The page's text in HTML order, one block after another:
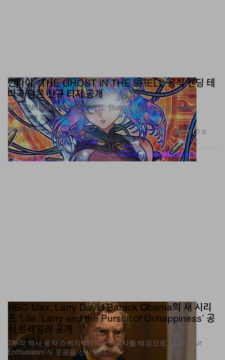
엔터테인먼트
반다이, ‘THE GHOST IN THE SHELL’ 공식 엔딩 테
마곡 담은 신규 티저 공개
MILLENNIUM PARADE의 신곡 “Blue”에 Saya Gray와 Daniel
Caesar가 참여했다.
Jun 12, 2026 890 0
HBO Max, Larry David·Barack Obama의 새 시리
즈 ‘Life, Larry and the Pursuit of Unhappiness’ 공
식 트레일러 공개
7부작 역사 풍자 스케치 코미디, 미국사를 배경으로 ‘Curb Your
Enthusiasm’식 웃음을 선사한다.